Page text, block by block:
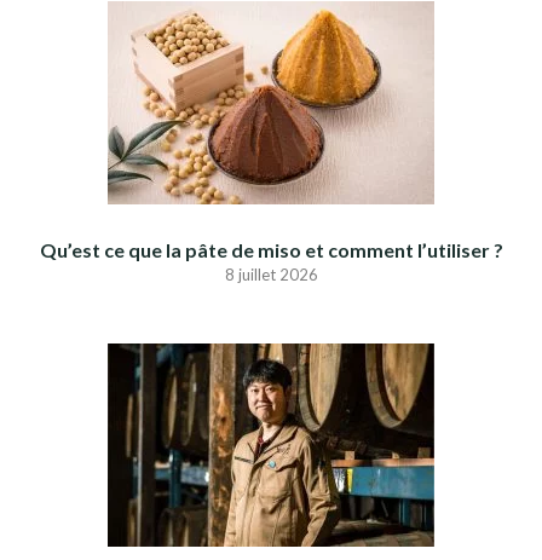
Qu’est ce que la pâte de miso et comment l’utiliser ?
8 juillet 2026